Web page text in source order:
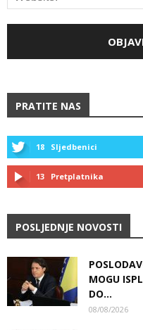
PRATITE NAS
18 Sljedbenici
13 Pretplatnika
POSLJEDNJE NOVOSTI
MOGU
DO...
08/08/2026